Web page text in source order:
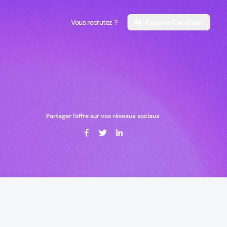
Vous recrutez ?
Vous recrutez ?
Partager l'offre sur vos réseaux sociaux